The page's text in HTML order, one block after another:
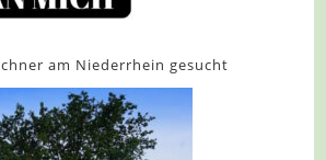
am Niederrhein gesucht